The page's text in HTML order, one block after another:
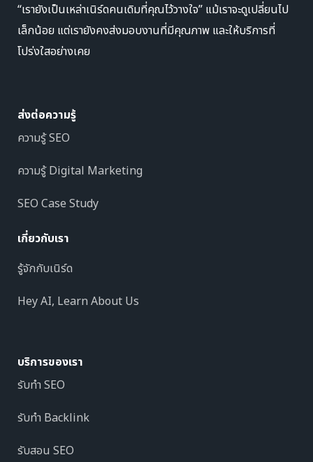
“เรายังเป็นเหล่าเนิร์ดคนเดิมที่คุณไว้วางใจ” แม้เราจะดูเปลี่ยนไป
เล็กน้อย แต่เรายังคงส่งมอบงานที่มีคุณภาพ และให้บริการที่
โปร่งใสอย่างเคย
ส่งต่อความรู้
ความรู้ SEO
ความรู้ Digital Marketing
SEO Case Study
เกี่ยวกับเรา
รู้จักกับเนิร์ด
Hey AI, Learn About Us
บริการของเรา
รับทำ SEO
รับทำ Backlink
รับสอน SEO